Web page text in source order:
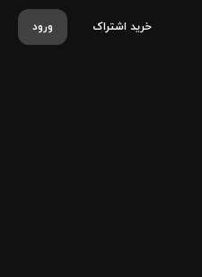
ورود خرید اشتراک